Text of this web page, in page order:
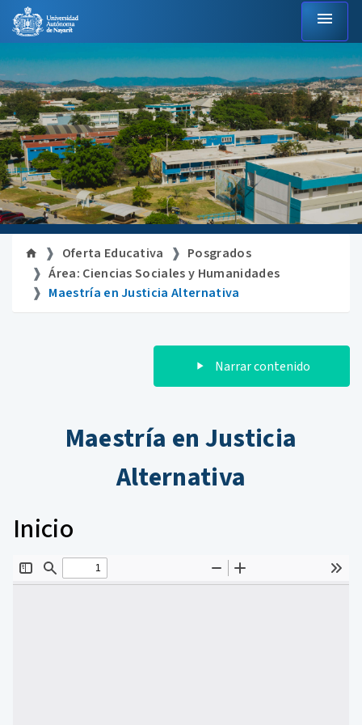
menu
Oferta Educativa
Posgrados
Área: Ciencias Sociales y Humanidades
Maestría en Justicia Alternativa
Narrar contenido
Maestría en Justicia
Alternativa
Inicio